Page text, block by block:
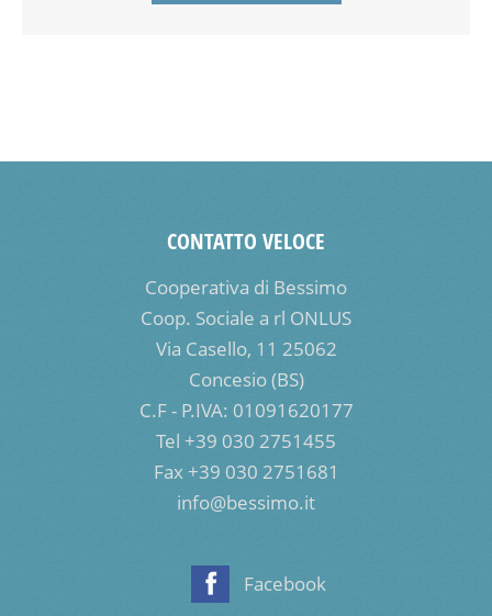
CONTATTO VELOCE
Cooperativa di Bessimo
Coop. Sociale a rl ONLUS
Via Casello, 11 25062
Concesio (BS)
C.F - P.IVA: 01091620177
Tel +39 030 2751455
Fax +39 030 2751681
info@bessimo.it
Facebook